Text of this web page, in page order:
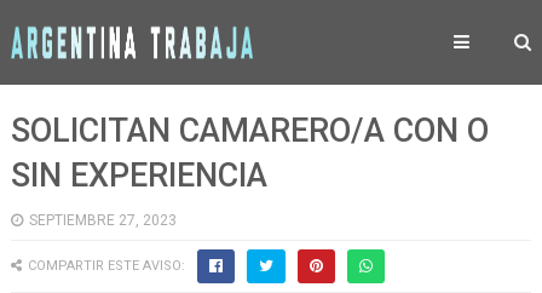
SOLICITAN CAMARERO/A CON O
SIN EXPERIENCIA
SEPTIEMBRE 27, 2023
COMPARTIR ESTE AVISO: